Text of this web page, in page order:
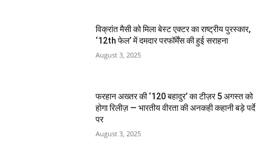
विक्रांत मैसी को मिला बेस्ट एक्टर का राष्ट्रीय पुरस्कार,
‘12th फेल’ में दमदार परफॉर्मेंस की हुई सराहना
August 3, 2025
फरहान अख्तर की ‘120 बहादुर’ का टीज़र 5 अगस्त को
होगा रिलीज़ — भारतीय वीरता की अनकही कहानी बड़े पर्दे
पर
August 3, 2025